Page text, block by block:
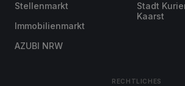
Stellenmarkt
Immobilienmarkt
AZUBI NRW
Stadt
Kaarst
RECHTLICHES